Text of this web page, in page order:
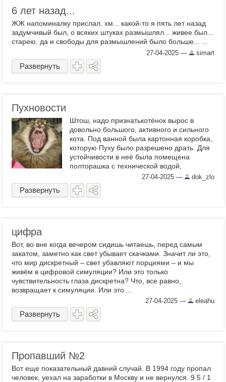
6 лет назад...
ЖЖ напоминалку прислал. хм... какой-то я пять лет назад
задумчивый был, о всяких штуках размышлял... живее был...
старею. да и свободы для размышлений было больше... ...
27-04-2025 — simart
Развернуть
Пухновости
Штош, надо признатькотёнок вырос в
довольно большого, активного и сильного
кота. Под ванной была картонная коробка,
которую Пуху было разрешено драть. Для
устойчивости в неё была помещена
полторашка с технической водой,
хранящейся на случай отключений.
Сегодня питомец коробку вместе ...
27-04-2025 — dok_zlo
Развернуть
цифра
Вот, во вне когда вечером сидишь читаешь, перед самым
закатом, заметно как свет убывает скачками. Значит ли это,
что мир дискретный – свет убавляют порциями – и мы
живём в цифровой симуляции? Или это только
чувствительность глаза дискретна? Что, все равно,
возвращает к симуляции. Или это ...
27-04-2025 — eleahu
Развернуть
Пропавший №2
Вот еще показательный давний случай. В 1994 году пропал
человек, уехал на заработки в Москву и не вернулся. 9 5 / 1